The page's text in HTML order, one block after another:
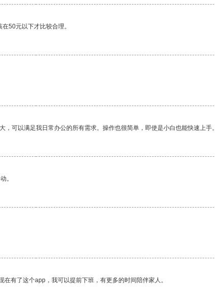
50元以下才比较合理。
可以满足我日常办公的所有需求。操作也很简单，即使是小白也能快速上手。
。
有了这个app，我可以提前下班，有更多的时间陪伴家人。